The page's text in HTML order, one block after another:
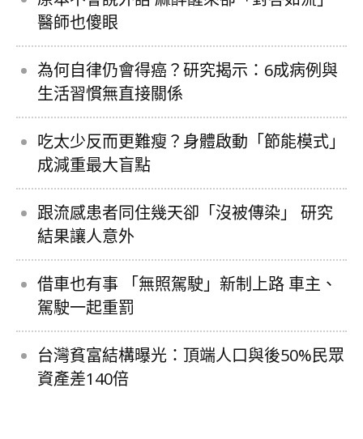
醫師也傻眼
為何自律仍會得癌？研究揭示：6成病例與
生活習慣無直接關係
吃太少反而更難瘦？身體啟動「節能模式」
成減重最大盲點
跟流感患者同住幾天卻「沒被傳染」 研究
結果讓人意外
借車也有事 「無照駕駛」新制上路 車主、
駕駛一起重罰
台灣貧富結構曝光：頂端人口與後50%民眾
資產差140倍